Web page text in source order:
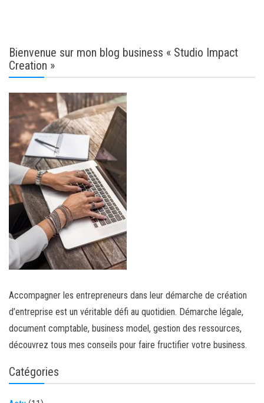
Bienvenue sur mon blog business « Studio Impact
Creation »
Accompagner les entrepreneurs dans leur démarche de création
d’entreprise est un véritable défi au quotidien. Démarche légale,
document comptable, business model, gestion des ressources,
découvrez tous mes conseils pour faire fructifier votre business.
Catégories